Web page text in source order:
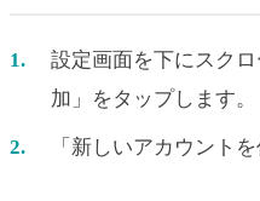
設定画面を下にスク
加」をタップします。
「新しいアカウント